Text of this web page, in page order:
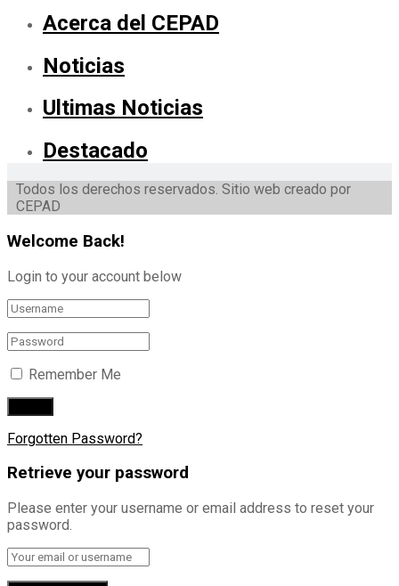
Acerca del CEPAD
Noticias
Ultimas Noticias
Destacado
Todos los derechos reservados. Sitio web creado por
CEPAD
Welcome Back!
Login to your account below
Remember Me
Forgotten Password?
Retrieve your password
Please enter your username or email address to reset your
password.